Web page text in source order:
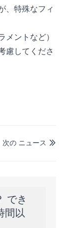
、特殊なフィ
メントなど）
慮してくださ

次の ニュース
でき
間以